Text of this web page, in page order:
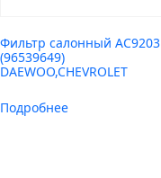
Фильтр салонный AC9203
(96539649)
DAEWOO,CHEVROLET
Подробнее